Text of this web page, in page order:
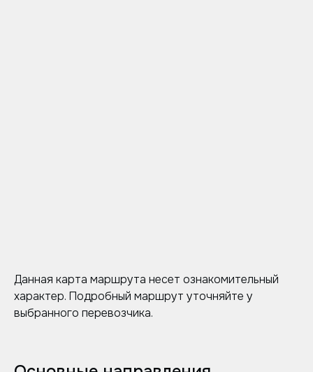
Данная карта маршрута несет ознакомительный
характер. Подробный маршрут уточняйте у
выбранного перевозчика.